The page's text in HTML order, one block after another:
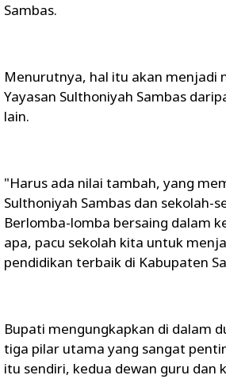
Sambas.
Menurutnya, hal itu akan menjadi
Yayasan Sulthoniyah Sambas
lain.
"Harus ada nilai tambah, yang
Sulthoniyah Sambas dan sekolah-
Berlomba-lomba bersaing dalam
apa, pacu sekolah kita untuk
pendidikan terbaik di Kabupaten
Bupati mengungkapkan di dalam
tiga pilar utama yang sangat
itu sendiri, kedua dewan guru dan